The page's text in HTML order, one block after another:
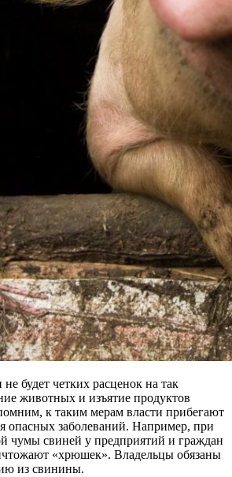
будет четких расценок на так
животных и изъятие продуктов
к таким мерам власти прибегают
опасных заболеваний. Например, при
чумы свиней у предприятий и граждан
«хрюшек». Владельцы обязаны
из свинины.